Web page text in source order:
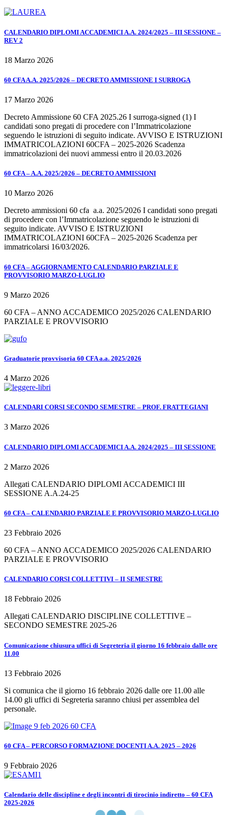
CALENDARIO DIPLOMI ACCADEMICI A.A. 2024/2025 – III SESSIONE –
REV 2
18 Marzo 2026
60 CFA A.A. 2025/2026 – DECRETO AMMISSIONE I SURROGA
17 Marzo 2026
Decreto Ammissione 60 CFA 2025.26 I surroga-signed (1) I
candidati sono pregati di procedere con l’Immatricolazione
seguendo le istruzioni di seguito indicate. AVVISO E ISTRUZIONI
IMMATRICOLAZIONI 60CFA – 2025-2026 Scadenza
immatricolazioni dei nuovi ammessi entro il 20.03.2026
60 CFA – A.A. 2025/2026 – DECRETO AMMISSIONI
10 Marzo 2026
Decreto ammissioni 60 cfa a.a. 2025/2026 I candidati sono pregati
di procedere con l’Immatricolazione seguendo le istruzioni di
seguito indicate. AVVISO E ISTRUZIONI
IMMATRICOLAZIONI 60CFA – 2025-2026 Scadenza per
immatricolarsi 16/03/2026.
60 CFA – AGGIORNAMENTO CALENDARIO PARZIALE E
PROVVISORIO MARZO-LUGLIO
9 Marzo 2026
60 CFA – ANNO ACCADEMICO 2025/2026 CALENDARIO
PARZIALE E PROVVISORIO
Graduatorie provvisoria 60 CFA a.a. 2025/2026
4 Marzo 2026
CALENDARI CORSI SECONDO SEMESTRE – PROF. FRATTEGIANI
3 Marzo 2026
CALENDARIO DIPLOMI ACCADEMICI A.A. 2024/2025 – III SESSIONE
2 Marzo 2026
Allegati CALENDARIO DIPLOMI ACCADEMICI III
SESSIONE A.A.24-25
60 CFA – CALENDARIO PARZIALE E PROVVISORIO MARZO-LUGLIO
23 Febbraio 2026
60 CFA – ANNO ACCADEMICO 2025/2026 CALENDARIO
PARZIALE E PROVVISORIO
CALENDARIO CORSI COLLETTIVI – II SEMESTRE
18 Febbraio 2026
Allegati CALENDARIO DISCIPLINE COLLETTIVE –
SECONDO SEMESTRE 2025-26
Comunicazione chiusura uffici di Segreteria il giorno 16 febbraio dalle ore
11.00
13 Febbraio 2026
Si comunica che il giorno 16 febbraio 2026 dalle ore 11.00 alle
14.00 gli uffici di Segreteria saranno chiusi per assemblea del
personale.
60 CFA – PERCORSO FORMAZIONE DOCENTI A.A. 2025 – 2026
9 Febbraio 2026
Calendario delle discipline e degli incontri di tirocinio indiretto – 60 CFA
2025-2026